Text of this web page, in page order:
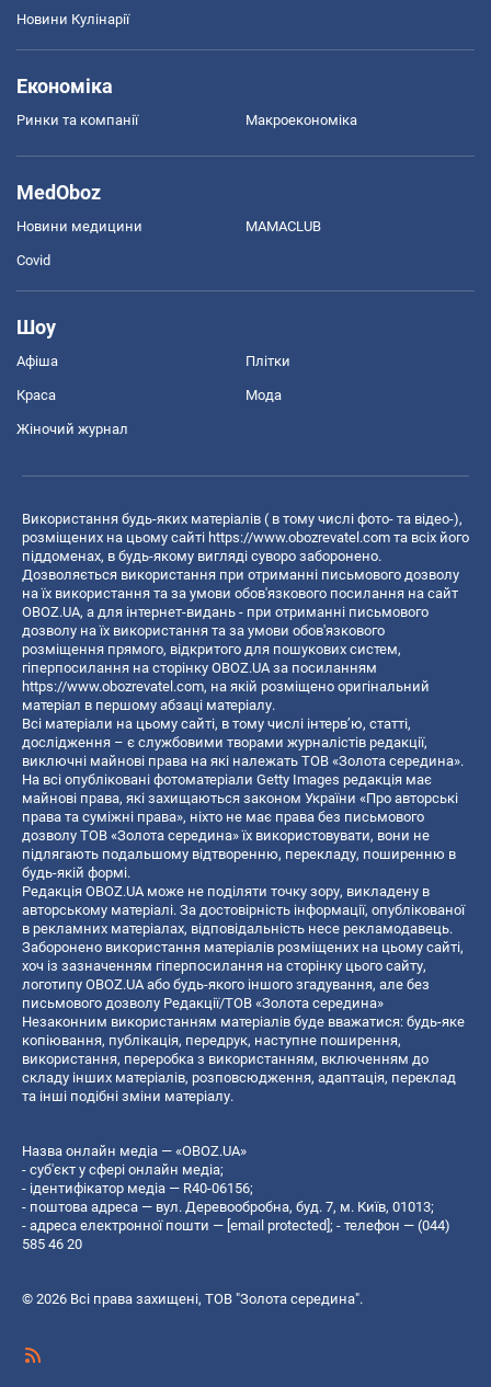
Новини Кулінарії
Економіка
Ринки та компанії Макроекономіка
MedOboz
Новини медицини MAMACLUB
Covid
Шоу
Афіша Плітки
Краса Мода
Жіночий журнал
Використання будь-яких матеріалів ( в тому числі фото- та відео-),
розміщених на цьому сайті https://www.obozrevatel.com та всіх його
піддоменах, в будь-якому вигляді суворо заборонено.
Дозволяється використання при отриманні письмового дозволу
на їх використання та за умови обов'язкового посилання на сайт
OBOZ.UA, а для інтернет-видань - при отриманні письмового
дозволу на їх використання та за умови обов'язкового
розміщення прямого, відкритого для пошукових систем,
гіперпосилання на сторінку OBOZ.UA за посиланням
https://www.obozrevatel.com, на якій розміщено оригінальний
матеріал в першому абзаці матеріалу.
Всі матеріали на цьому сайті, в тому числі інтерв’ю, статті,
дослідження – є службовими творами журналістів редакції,
виключні майнові права на які належать ТОВ «Золота середина».
На всі опубліковані фотоматеріали Getty Images редакція має
майнові права, які захищаються законом України «Про авторські
права та суміжні права», ніхто не має права без письмового
дозволу ТОВ «Золота середина» їх використовувати, вони не
підлягають подальшому відтворенню, перекладу, поширенню в
будь-якій формі.
Редакція OBOZ.UA може не поділяти точку зору, викладену в
авторському матеріалі. За достовірність інформації, опублікованої
в рекламних матеріалах, відповідальність несе рекламодавець.
Заборонено використання матеріалів розміщених на цьому сайті,
хоч із зазначенням гіперпосилання на сторінку цього сайту,
логотипу OBOZ.UA або будь-якого іншого згадування, але без
письмового дозволу Редакції/ТОВ «Золота середина»
Незаконним використанням матеріалів буде вважатися: будь-яке
копiювання, публiкацiя, передрук, наступне поширення,
використання, переробка з використанням, включенням до
складу інших матеріалів, розповсюдження, адаптація, переклад
та інші подібні зміни матеріалу.
Назва онлайн медіа — «OBOZ.UA»
- суб'єкт у сфері онлайн медіа;
- ідентифікатор медіа — R40-06156;
- поштова адреса — вул. Деревообробна, буд. 7, м. Київ, 01013;
- адреса електронної пошти — [email protected]; - телефон — (044)
585 46 20
© 2026 Всі права захищені, ТОВ "Золота середина".